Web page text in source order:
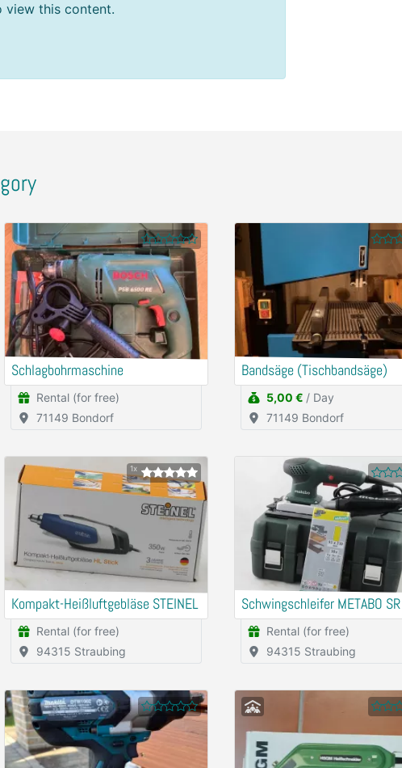
view this content.
Schlagbohrmaschine
Rental (for free)
71149 Bondorf
Bandsäge (Tischbandsäge)
5,00 € / Day
71149 Bondorf
1x
Kompakt-Heißluftgebläse STEINEL
Rental (for free)
94315 Straubing
Schwingschleifer METABO
Rental (for free)
94315 Straubing